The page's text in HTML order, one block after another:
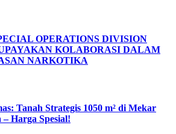
OPERATIONS DIVISION
KOLABORASI DALAM
NARKOTIKA
Tanah Strategis 1050 m² di Mekar
Harga Spesial!